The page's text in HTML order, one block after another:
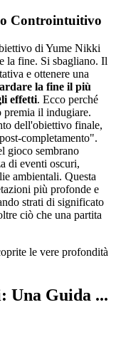
Controintuitivo
di Yume Nikki
la fine. Si sbagliano. Il
e ottenere una
la fine il più
effetti. Ecco perché
il indugiare.
dell'obiettivo finale,
completamento".
gioco sembrano
di eventi oscuri,
ambientali. Questa
più profonde e
strati di significato
ciò che una partita
le vere profondità
Una Guida ...